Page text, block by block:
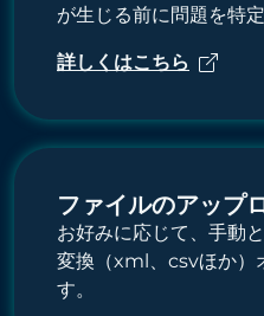
が生じる前に問題を特
詳しくはこちら
ファイルのアップ
お好みに応じて、手動
変換（xml、csvほか）
す。